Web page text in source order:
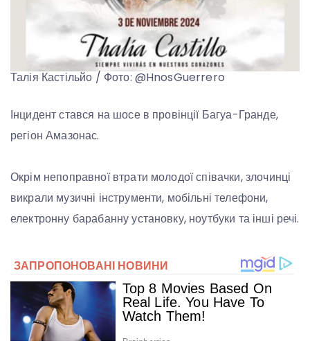
Талія Кастільйо / Фото: @HnosGuerrero
Інцидент стався на шосе в провінції Багуа-Гранде,
регіон Амазонас.
Окрім непоправної втрати молодої співачки, злочинці
викрали музичні інструменти, мобільні телефони,
електронну барабанну установку, ноутбуки та інші речі.